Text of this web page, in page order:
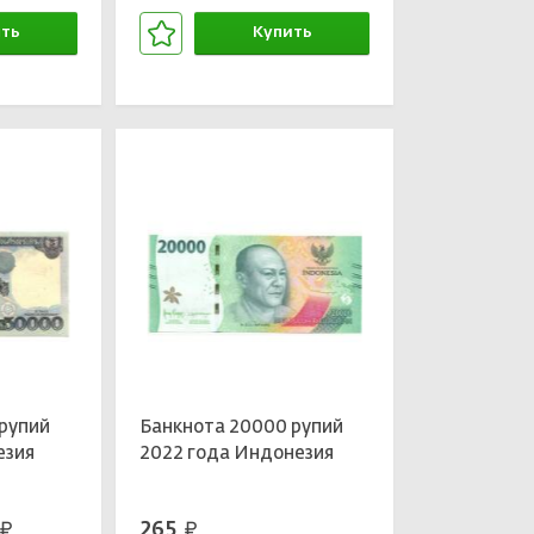
Купить
Банкнота 20000 рупий
2022 года Индонезия